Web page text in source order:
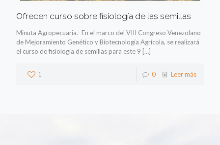
Ofrecen curso sobre fisiología de las semillas
Minuta Agropecuaria.- En el marco del VIII Congreso Venezolano
de Mejoramiento Genético y Biotecnología Agrícola, se realizará
el curso de fisiología de semillas para este 9 […]
1 0 Leer más